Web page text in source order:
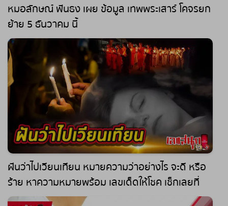
หมอลักษณ์ ฟันธง เผย ข้อมูล เทพพระเสาร์ โคจรยก
ย้าย 5 ธันวาคม นี้
ฝันว่าไปเวียนเทียน หมายความว่าอย่างไร จะดี หรือ
ร้าย หาความหมายพร้อม เลขเด็ดให้โชค เช็กเลยที่
leksanook